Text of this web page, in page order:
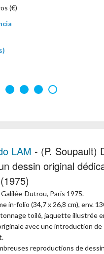
(€)
LAM - (P. Soupault)
dessin original
Dutrou, Paris 1975.
in-folio (34,7 x 26,8 cm), env.
toilé, jaquette illustrée
avec une introduction de
reproductions de